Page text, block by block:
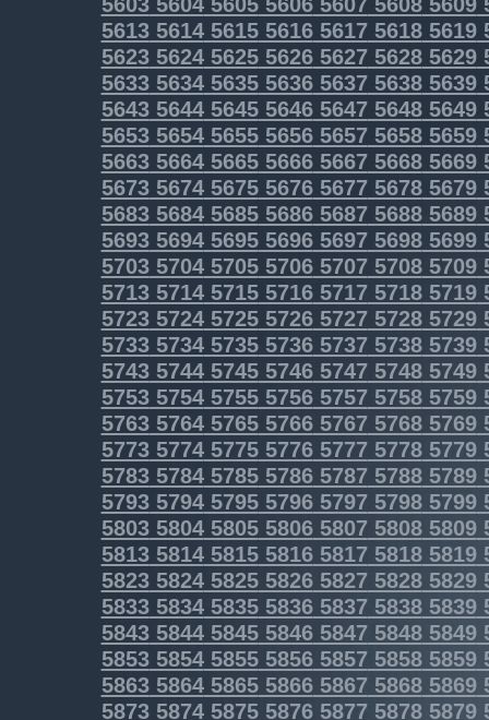
5613561456155616561756185619
5623562456255626562756285629
5633563456355636563756385639
5643564456455646564756485649
5653565456555656565756585659
5663566456655666566756685669
5673567456755676567756785679
5683568456855686568756885689
5693569456955696569756985699
5703570457055706570757085709
5713571457155716571757185719
5723572457255726572757285729
5733573457355736573757385739
5743574457455746574757485749
5753575457555756575757585759
57635764576557665767 57685769
5773577457755776577757785779
57835784578557865787 57885789
57935794579557965797 57985799
58035804580558065807 58085809
5813581458155816581758185819
58235824582558265827 58285829
58335834583558365837 58385839
58435844584558465847 58485849
58535854585558565857 58585859
58635864586558665867 58685869
58735874587558765877 58785879